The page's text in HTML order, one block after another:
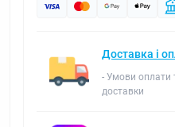
Доставка і
- Умови оплати
доставки